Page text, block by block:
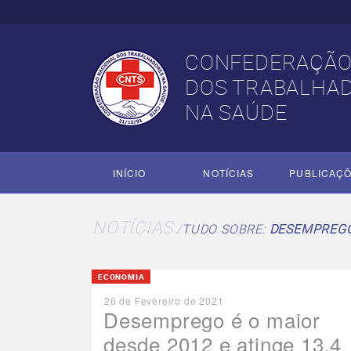
DOS
NA SAÚDE
INÍCIO NOTÍCIAS
NOTÍCIAS TUDO SOBRE:
Desemprego é o maior
desde 2012 e atinge 13,4
ECONOMIA
26 de Fevereiro de 2021